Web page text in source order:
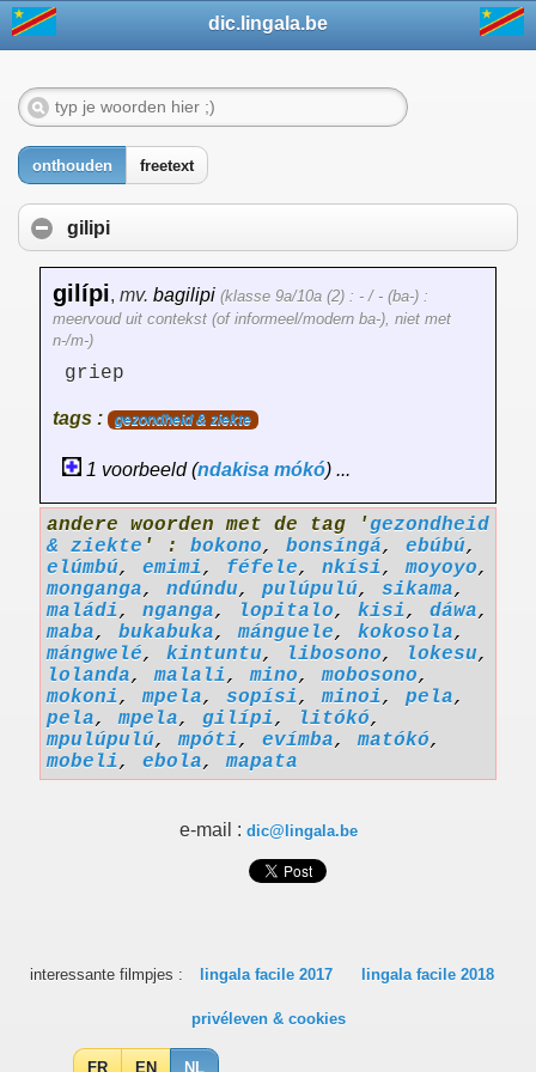
dic.lingala.be
onthouden freetext
gilipi
gilípi, mv. bagilipi (klasse 9a/10a (2) : - / - (ba-) :
meervoud uit contekst (of informeel/modern ba-), niet met
n-/m-)
griep
tags : gezondheid & ziekte
1 voorbeeld (ndakisa mókó) ...
andere woorden met de tag 'gezondheid
& ziekte ' : bokono, bonsíngá, ebúbú,
elúmbú, emimi, féfele, nkísi,moyoyo,
monganga, ndúndu, pulúpulú, sikama,
maládi, nganga, lopitalo, kisi, dáwa,
maba, bukabuka,mánguele, kokosola,
mángwelé, kintuntu, libosono, lokesu,
lolanda,malali,mino,mobosono,
mokoni,mpela, sopísi,minoi, pela,
pela,mpela, gilípi, litókó,
mpulúpulú,mpóti, evímba,matókó,
mobeli, ebola,mapata
e-mail : dic@lingala.be
interessante filmpjes : lingala facile 2017 lingala facile 2018
privéleven & cookies